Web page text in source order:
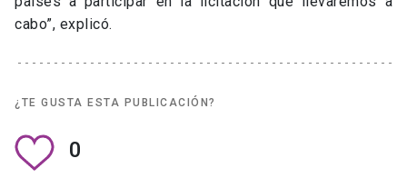
cabo”, explicó.
¿TE GUSTA ESTA PUBLICACIÓN?
0